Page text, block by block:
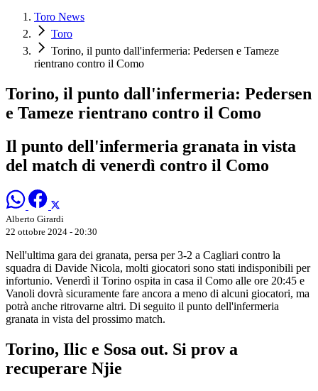
Toro News
Toro
Torino, il punto dall'infermeria: Pedersen e Tameze
rientrano contro il Como
Torino, il punto dall'infermeria: Pedersen
e Tameze rientrano contro il Como
Il punto dell'infermeria granata in vista
del match di venerdì contro il Como
Alberto Girardi
22 ottobre 2024 - 20:30
Nell'ultima gara dei granata, persa per 3-2 a Cagliari contro la
squadra di Davide Nicola, molti giocatori sono stati indisponibili per
infortunio. Venerdì il Torino ospita in casa il Como alle ore 20:45 e
Vanoli dovrà sicuramente fare ancora a meno di alcuni giocatori, ma
potrà anche ritrovarne altri. Di seguito il punto dell'infermeria
granata in vista del prossimo match.
Torino, Ilic e Sosa out. Si prov a
recuperare Njie